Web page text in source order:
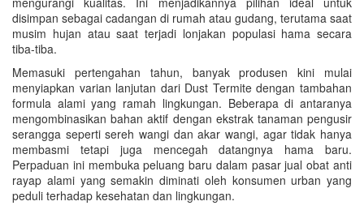
disimpan sebagai cadangan di rumah atau gudang, terutama saat
musim hujan atau saat terjadi lonjakan populasi hama secara
tiba-tiba.
Memasuki pertengahan tahun, banyak produsen kini mulai
menyiapkan varian lanjutan dari Dust Termite dengan tambahan
formula alami yang ramah lingkungan. Beberapa di antaranya
mengombinasikan bahan aktif dengan ekstrak tanaman pengusir
serangga seperti sereh wangi dan akar wangi, agar tidak hanya
membasmi tetapi juga mencegah datangnya hama baru.
Perpaduan ini membuka peluang baru dalam pasar jual obat anti
rayap alami yang semakin diminati oleh konsumen urban yang
peduli terhadap kesehatan dan lingkungan.